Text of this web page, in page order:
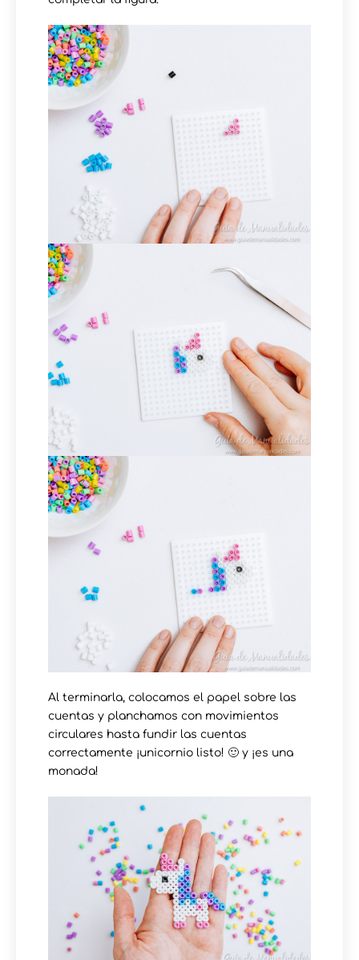
Al terminarla, colocamos el papel sobre las
cuentas y planchamos con movimientos
circulares hasta fundir las cuentas
correctamente ¡unicornio listo! 🙂 y ¡es una
monada!